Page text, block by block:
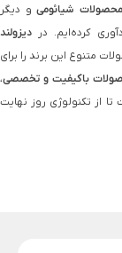
شیائومی و دیگر
کرده‌ایم. در دیزولند
متنوع این برند را برای
باکیفیت و تخصصی،
از تکنولوژی روز نهایت